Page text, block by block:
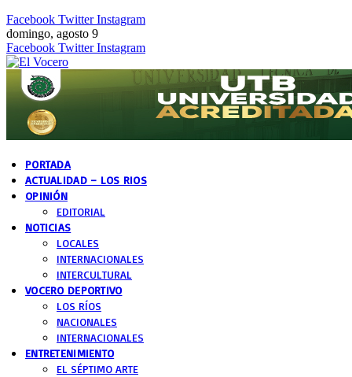
Facebook Twitter Instagram
domingo, agosto 9
Facebook Twitter Instagram
PORTADA
ACTUALIDAD – LOS RIOS
OPINIÓN
EDITORIAL
NOTICIAS
LOCALES
INTERNACIONALES
INTERCULTURAL
VOCERO DEPORTIVO
LOS RÍOS
NACIONALES
INTERNACIONALES
ENTRETENIMIENTO
EL SÉPTIMO ARTE